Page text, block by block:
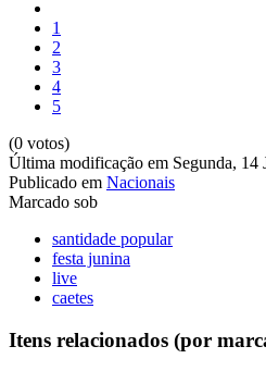
1
2
3
4
5
(0 votos)
Última modificação em Segunda, 14
Publicado em Nacionais
Marcado sob
santidade popular
festa junina
live
caetes
Itens relacionados (por